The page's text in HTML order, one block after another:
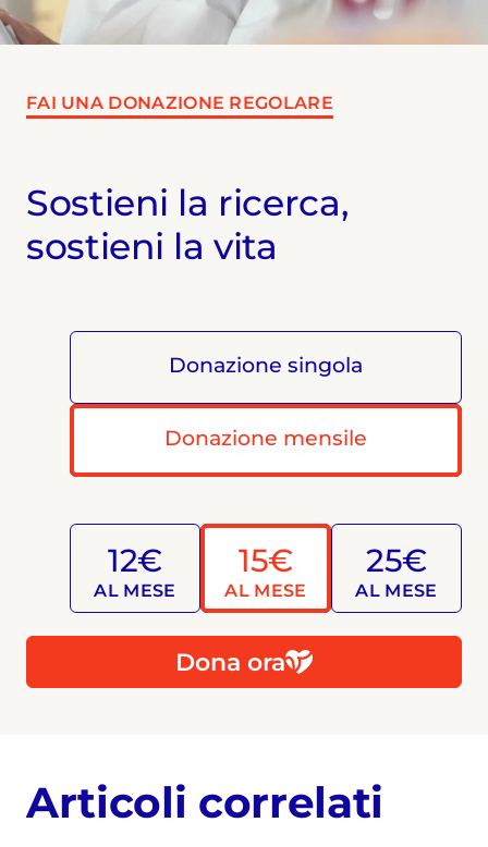
FAI UNA DONAZIONE REGOLARE
Sostieni la ricerca,
sostieni la vita
Donazione singola
Donazione mensile
12€
AL MESE
15€
AL MESE
25€
AL MESE
Dona ora
Articoli correlati